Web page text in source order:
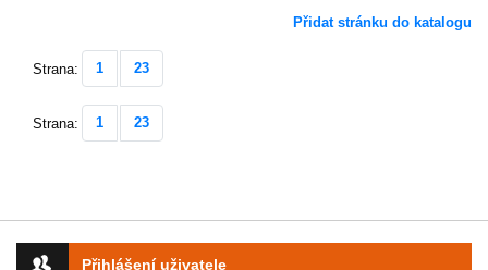
Přihlášení uživatele
Přidat stránku do katalogu
Strana: 1 23
Strana: 1 23